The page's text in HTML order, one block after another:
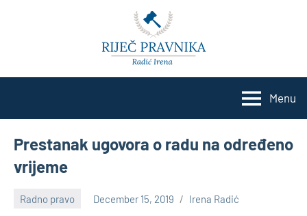
Menu
Prestanak ugovora o radu na određeno
vrijeme
Radno pravo December 15, 2019 Irena Radić